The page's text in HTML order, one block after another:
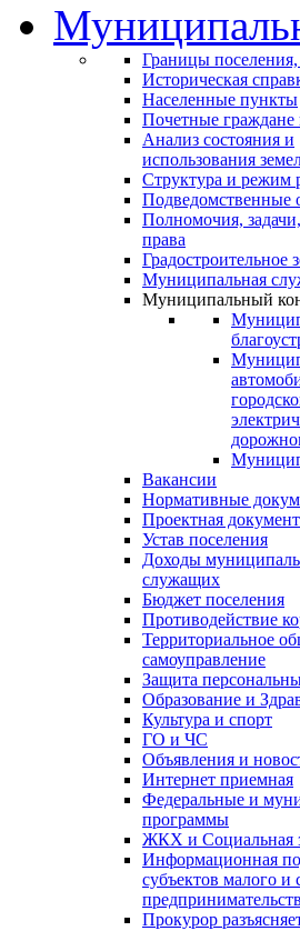
Границы поселения,
Историческая
Населенные пункты
Почетные граждане
Анализ состояния и
использования
Структура и режим
Подведомственные
Полномочия,
права
Градостроительное
Муниципальная
Муниципальный
Вакансии
Нормативные
Проектная
Устав поселения
Доходы
служащих
Бюджет поселения
Противодействие
Территориальное
самоуправление
Защита
Образование и
Культура и спорт
ГО и ЧС
Объявления и
Интернет приемная
Федеральные и
программы
ЖКХ и Социальная
Информационная
субъектов малого и
Прокурор